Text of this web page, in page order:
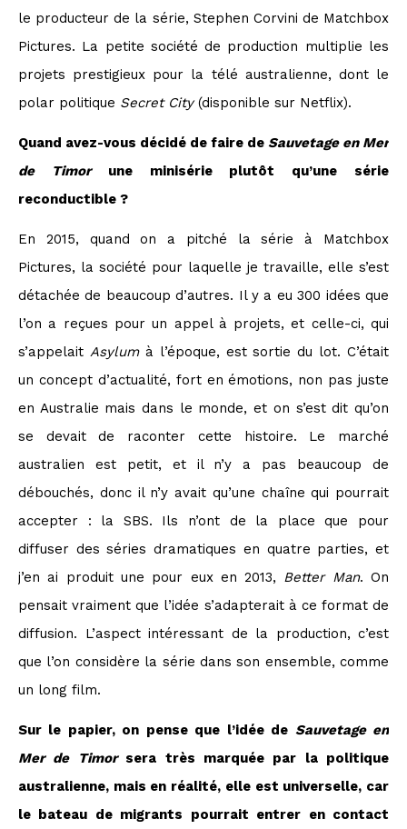
le producteur de la série, Stephen Corvini de Matchbox
Pictures. La petite société de production multiplie les
projets prestigieux pour la télé australienne, dont le
polar politique Secret City(disponible sur Netflix).
Quand avez-vous décidé de faire de Sauvetage en Mer
de Timorune minisérie plutôt qu’une série
reconductible ?
En 2015, quand on a pitché la série à Matchbox
Pictures, la société pour laquelle je travaille, elle s’est
détachée de beaucoup d’autres. Il y a eu 300 idées que
l’on a reçues pour un appel à projets, et celle-ci, qui
s’appelait Asylumà l’époque, est sortie du lot. C’était
un concept d’actualité, fort en émotions, non pas juste
en Australie mais dans le monde, et on s’est dit qu’on
se devait de raconter cette histoire. Le marché
australien est petit, et il n’y a pas beaucoup de
débouchés, donc il n’y avait qu’une chaîne qui pourrait
accepter : la SBS. Ils n’ont de la place que pour
diffuser des séries dramatiques en quatre parties, et
j’en ai produit une pour eux en 2013, Better Man. On
pensait vraiment que l’idée s’adapterait à ce format de
diffusion. L’aspect intéressant de la production, c’est
que l’on considère la série dans son ensemble, comme
un long film.
Sur le papier, on pense que l’idée de Sauvetage en
Mer de Timorsera très marquée par la politique
australienne, mais en réalité, elle est universelle, car
le bateau de migrants pourrait entrer en contact